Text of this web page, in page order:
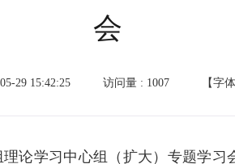
会
29 15:42:25 访问量 : 1007 【字
论学习中心组（扩大）专题学习